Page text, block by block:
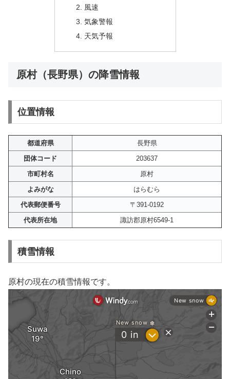
風速
気象警報
天気予報
原村（長野県）の降雪情報
位置情報
都道府県
長野県
団体コード
203637
市町村名
原村
よみがな
はらむら
代表郵便番号
〒391-0192
代表所在地
諏訪郡原村6549-1
積雪情報
原村の現在の積雪情報です。